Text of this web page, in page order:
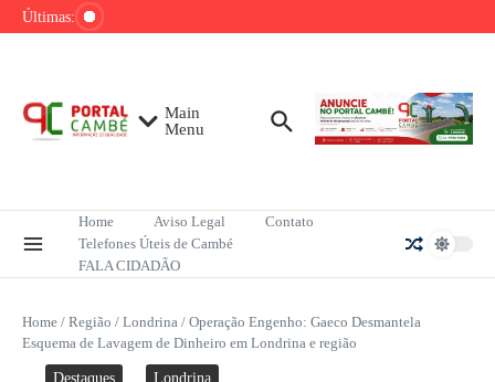
Ir para o conteúdo
Últimas:
Mega-Sena sorteia R$ 165 milhões neste
sobre redução do desmatamento na Amazônia
Main
Menu
Home Aviso Legal
Contato
Telefones Úteis de Cambé
FALA CIDADÃO
Home / Região / Londrina / Operação Engenho: Gaeco Desmantela
Esquema de Lavagem de Dinheiro em Londrina e região
Destaques Londrina